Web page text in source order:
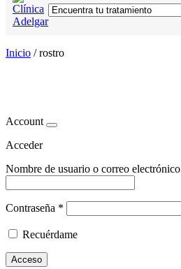
Inicio /rostro
Account
Acceder
Nombre de usuario o correo electrónico
Contraseña *
Recuérdame
Acceso